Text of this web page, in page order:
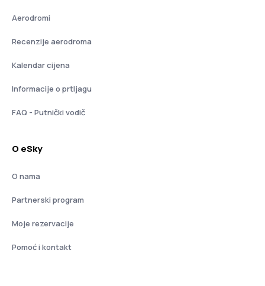
Aerodromi
Recenzije aerodroma
Kalendar cijena
Informacije o prtljagu
FAQ - Putnički vodič
O eSky
O nama
Partnerski program
Moje rezervacije
Pomoć i kontakt